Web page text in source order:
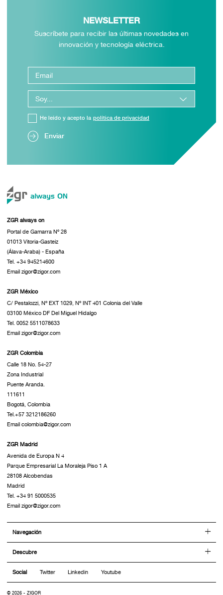
NEWSLETTER
Suscríbete para recibir las últimas novedades en
innovación y tecnología eléctrica.
Enviar
He leído y acepto la política de privacidad
ZGR always on
Portal de Gamarra Nº 28
01013 Vitoria-Gasteiz
(Álava-Araba) - España
Tel. +34 945214600
Email zigor@zigor.com
ZGR México
C/ Pestalozzi, Nº EXT 1029, Nº INT 401 Colonia del Valle
03100 México DF Del Miguel Hidalgo
Tel. 0052 5511078633
Email zigor@zigor.com
ZGR Colombia
Calle 18 No. 54-27
Zona Industrial
Puente Aranda.
111611
Bogotá, Colombia
Tel.+57 3212186260
Email colombia@zigor.com
ZGR Madrid
Avenida de Europa N 4
Parque Empresarial La Moraleja Piso 1 A
28108 Alcobendas
Madrid
Tel. +34 91 5000535
Email zigor@zigor.com
Navegación
Descubre
Social Twitter Linkedin Youtube
© 2026 - ZIGOR